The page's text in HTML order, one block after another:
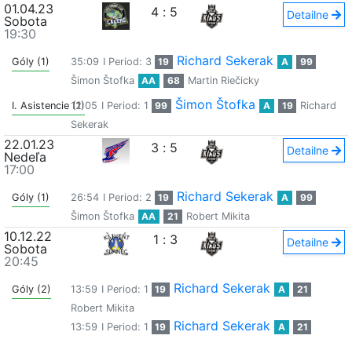
01.04.23
Sobota
19:30
4 : 5 Detailne
Góly (1) 35:09 I Period: 3 19 Richard Sekerak A
99
Šimon Štofka
AA 68 Martin Riečicky
I. Asistencie (1)12:05 I Period: 1 99 Šimon Štofka A 19
Richard
Sekerak
22.01.23
Nedeľa
17:00
3 : 5 Detailne
Góly (1) 26:54 I Period: 2 19 Richard Sekerak A
99
Šimon Štofka
AA 21 Robert Mikita
10.12.22
Sobota
20:45
1 : 3 Detailne
Góly (2) 13:59 I Period: 1 19 Richard Sekerak A
21
Robert Mikita
13:59 I Period: 1 19 Richard Sekerak A
21